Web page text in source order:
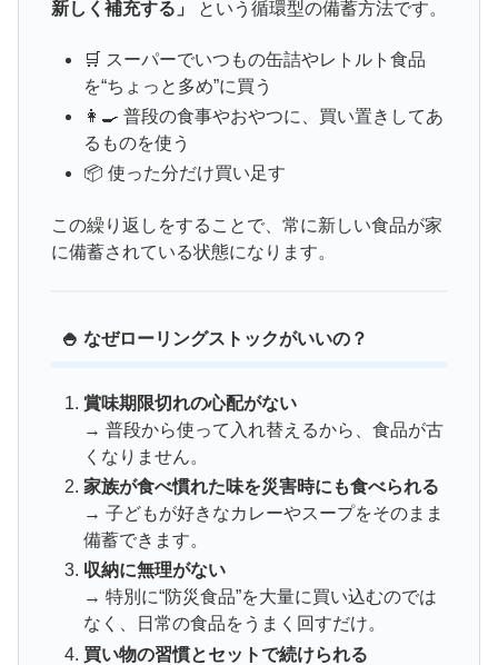
新しく補充する」 という循環型の備蓄方法です。
🛒 スーパーでいつもの缶詰やレトルト食品
を“ちょっと多め”に買う
👩‍🍳 普段の食事やおやつに、買い置きしてあ
るものを使う
📦 使った分だけ買い足す
この繰り返しをすることで、常に新しい食品が家
に備蓄されている状態になります。
🍚 なぜローリングストックがいいの？
賞味期限切れの心配がない
→ 普段から使って入れ替えるから、食品が古
くなりません。
家族が食べ慣れた味を災害時にも食べられる
→ 子どもが好きなカレーやスープをそのまま
備蓄できます。
収納に無理がない
→ 特別に“防災食品”を大量に買い込むのでは
なく、日常の食品をうまく回すだけ。
買い物の習慣とセットで続けられる